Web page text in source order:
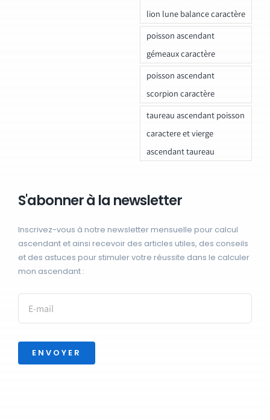
lion lune balance caractère
poisson ascendant
gémeaux caractère
poisson ascendant
scorpion caractère
taureau ascendant poisson
caractere et vierge
ascendant taureau
S'abonner à la newsletter
Inscrivez-vous à notre newsletter mensuelle pour calcul
ascendant et ainsi recevoir des articles utiles, des conseils
et des astuces pour stimuler votre réussite dans le calculer
mon ascendant :
ENVOYER